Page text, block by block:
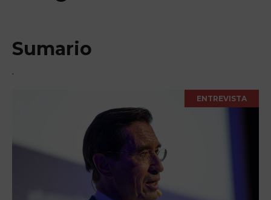
Sumario
.
ENTREVISTA